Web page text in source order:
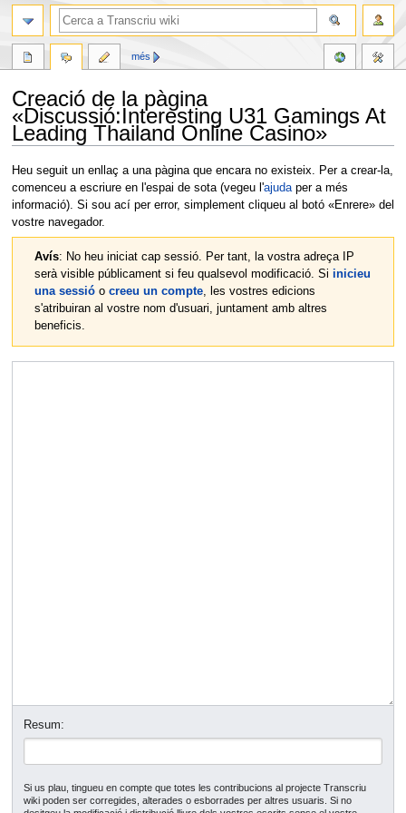
Creació de la pàgina
«Discussió:Interesting U31 Gamings At
Leading Thailand Online Casino»
Jump
to
navigation
Jump
to
search
Heu seguit un enllaç a una pàgina que encara no existeix. Per a crear-la,
comenceu a escriure en l'espai de sota (vegeu l'ajudaper a més
informació). Si sou ací per error, simplement cliqueu al botó «Enrere» del
vostre navegador.
Avís: No heu iniciat cap sessió. Per tant, la vostra adreça IP
serà visible públicament si feu qualsevol modificació. Si inicieu
una sessióo creeu un compte, les vostres edicions
s'atribuiran al vostre nom d'usuari, juntament amb altres
beneficis.
Resum:
Si us plau, tingueu en compte que totes les contribucions al projecte Transcriu
wiki poden ser corregides, alterades o esborrades per altres usuaris. Si no
més